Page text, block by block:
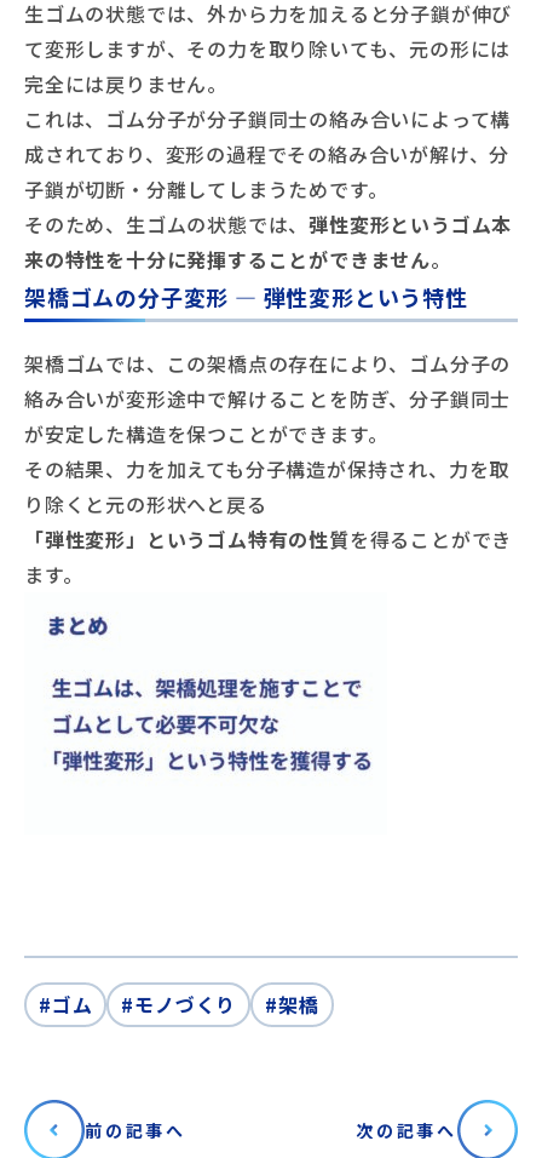
生ゴムの状態では、外から力を加えると分子鎖が伸び
て変形しますが、その力を取り除いても、元の形には
完全には戻りません。
これは、ゴム分子が分子鎖同士の絡み合いによって構
成されており、変形の過程でその絡み合いが解け、分
子鎖が切断・分離してしまうためです。
そのため、生ゴムの状態では、弾性変形というゴム本
来の特性を十分に発揮することができません。
架橋ゴムの分子変形 ― 弾性変形という特性
架橋ゴムでは、この架橋点の存在により、ゴム分子の
絡み合いが変形途中で解けることを防ぎ、分子鎖同士
が安定した構造を保つことができます。
その結果、力を加えても分子構造が保持され、力を取
り除くと元の形状へと戻る
「弾性変形」というゴム特有の性質を得ることができ
ます。
#ゴム #モノづくり #架橋
前の記事へ 次の記事へ